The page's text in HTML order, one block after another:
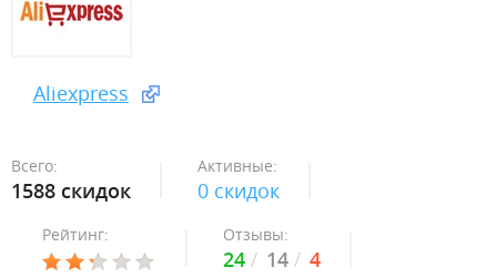
Aliexpress
Всего:
1588 скидок
Активные:
0 скидок
Рейтинг: Отзывы:
24 14 4